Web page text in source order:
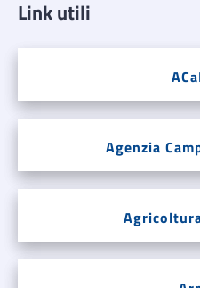
Link utili
Agenzia